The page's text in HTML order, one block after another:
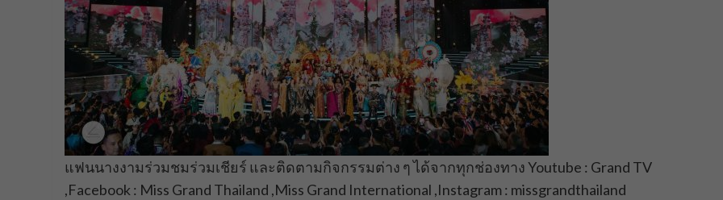
แฟนนางงามร่วมชมร่วมเชียร์ และติดตามกิจกรรมต่าง ๆ ได้จากทุกช่องทาง Youtube : Grand TV
,Facebook : Miss Grand Thailand ,Miss Grand International ,Instagram : missgrandthailand